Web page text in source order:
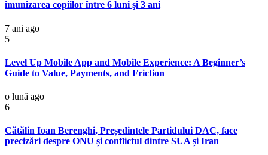
imunizarea copiilor între 6 luni şi 3 ani
7 ani ago
5
Level Up Mobile App and Mobile Experience: A Beginner’s
Guide to Value, Payments, and Friction
o lună ago
6
Cătălin Ioan Berenghi, Președintele Partidului DAC, face
precizări despre ONU și conflictul dintre SUA și Iran